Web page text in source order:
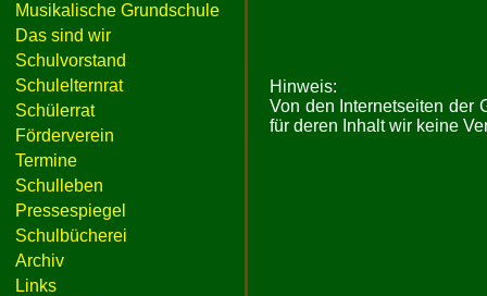
Musikalische Grundschule
Das sind wir
Schulvorstand
Schulelternrat
Schülerrat
Förderverein
Termine
Schulleben
Pressespiegel
Schulbücherei
Archiv
Links
Hinweis:
Von den Internetseiten der
für deren Inhalt wir keine